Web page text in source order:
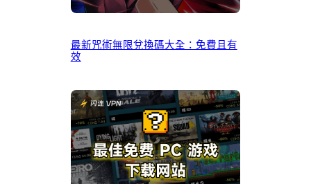
最新咒術無限兌換碼大全：免費且有
效